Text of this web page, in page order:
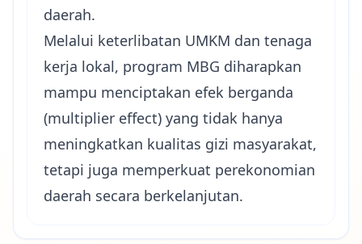
daerah.
Melalui keterlibatan UMKM dan tenaga
kerja lokal, program MBG diharapkan
mampu menciptakan efek berganda
(multiplier effect) yang tidak hanya
meningkatkan kualitas gizi masyarakat,
tetapi juga memperkuat perekonomian
daerah secara berkelanjutan.